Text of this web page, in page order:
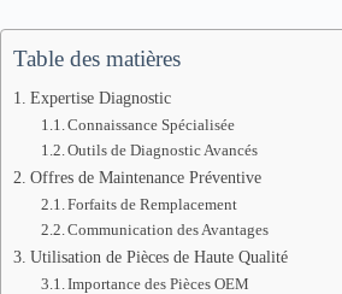
Table des matières
Expertise Diagnostic
Connaissance Spécialisée
Outils de Diagnostic Avancés
Offres de Maintenance Préventive
Forfaits de Remplacement
Communication des Avantages
Utilisation de Pièces de Haute Qualité
Importance des Pièces OEM